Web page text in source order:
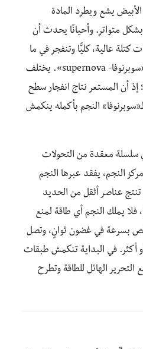
يشع ويطرد المادة
بشكل متواتر. وأحيانًا يحدث أن
كتلة عالية، كليًّا وتنفجر في ما
» أو «سوبرنوفا- supernova». يختلف
أن المستعر نتاج انفجار سطح
النجم بأكمله ينكمش
سلسلة معقدة من التحولات
النجم، يفقد عبرها النجم
عناصر أثقل من الحديد
فلا يملك النجم أي طاقة لمنع
بسرعة في غضون ثوانٍ، وتصل
درجة أو أكثر. في البداية تنكمش طبقات
التحرير الهائل للطاقة وتطرح